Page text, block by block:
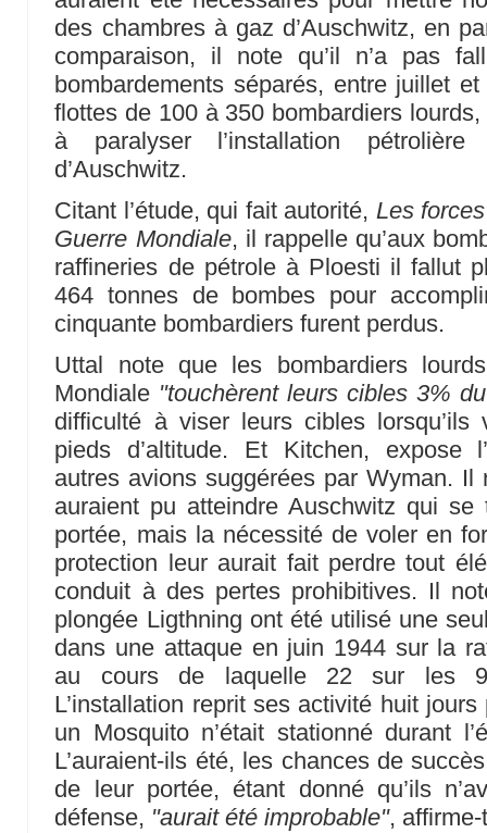
des chambres à gaz d’Auschwitz, en
comparaison, il note qu’il n’a pas
bombardements séparés, entre juillet
flottes de 100 à 350 bombardiers
à paralyser l’installation
d’Auschwitz.
Citant l’étude, qui fait autorité, Les
Guerre Mondiale, il rappelle qu’aux
raffineries de pétrole à Ploesti il fallut
464 tonnes de bombes pour
cinquante bombardiers furent perdus.
Uttal note que les bombardiers
Mondiale "touchèrent leurs cibles 3%
difficulté à viser leurs cibles
pieds d’altitude. Et Kitchen, expose
autres avions suggérées par Wyman.
auraient pu atteindre Auschwitz qui
portée, mais la nécessité de voler en
protection leur aurait fait perdre tout
conduit à des pertes prohibitives. Il
plongée Ligthning ont été utilisé une
dans une attaque en juin 1944 sur la
au cours de laquelle 22 sur les
L’installation reprit ses activité huit
un Mosquito n’était stationné durant
L’auraient-ils été, les chances de
de leur portée, étant donné qu’ils
défense, "aurait été improbable",